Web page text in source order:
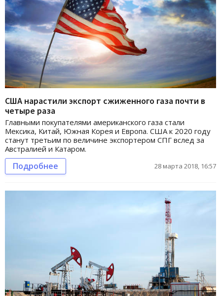
США нарастили экспорт сжиженного газа почти в
четыре раза
Главными покупателями американского газа стали
Мексика, Китай, Южная Корея и Европа. США к 2020 году
станут третьим по величине экспортером СПГ вслед за
Австралией и Катаром.
Подробнее 28 марта 2018, 16:57